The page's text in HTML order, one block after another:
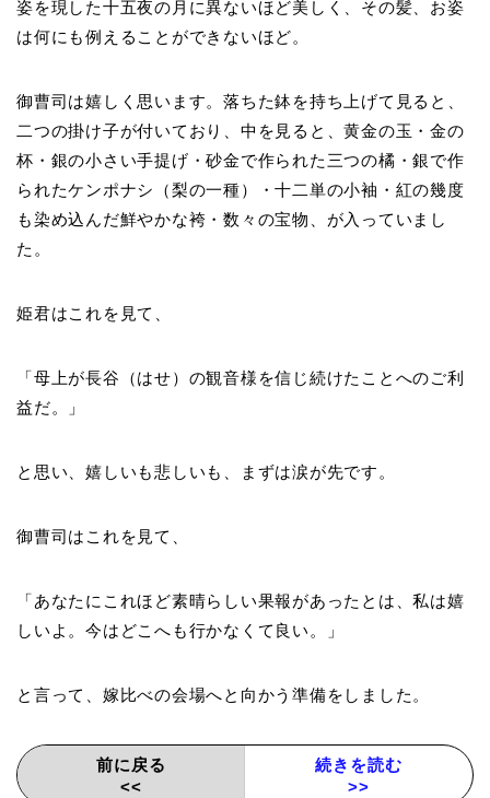
姿を現した十五夜の月に異ないほど美しく、その髪、お姿
は何にも例えることができないほど。
御曹司は嬉しく思います。落ちた鉢を持ち上げて見ると、
二つの掛け子が付いており、中を見ると、黄金の玉・金の
杯・銀の小さい手提げ・砂金で作られた三つの橘・銀で作
られたケンポナシ（梨の一種）・十二単の小袖・紅の幾度
も染め込んだ鮮やかな袴・数々の宝物、が入っていまし
た。
姫君はこれを見て、
「母上が長谷（はせ）の観音様を信じ続けたことへのご利
益だ。」
と思い、嬉しいも悲しいも、まずは涙が先です。
御曹司はこれを見て、
「あなたにこれほど素晴らしい果報があったとは、私は嬉
しいよ。今はどこへも行かなくて良い。」
と言って、嫁比べの会場へと向かう準備をしました。
前に戻る
<<
続きを読む
>>